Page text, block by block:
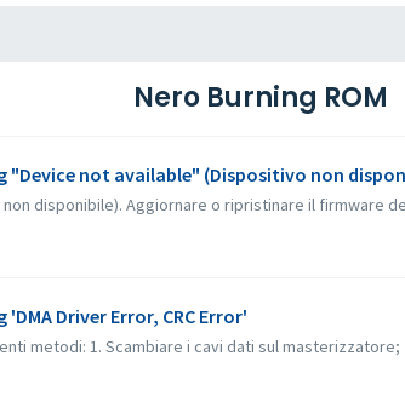
Nero Burning ROM
not available" (Dispositivo non
disponibile). Aggiornare o ripristinare il firmware
Driver Error, CRC Error'
metodi: 1. Scambiare i cavi dati sul masterizzatore;